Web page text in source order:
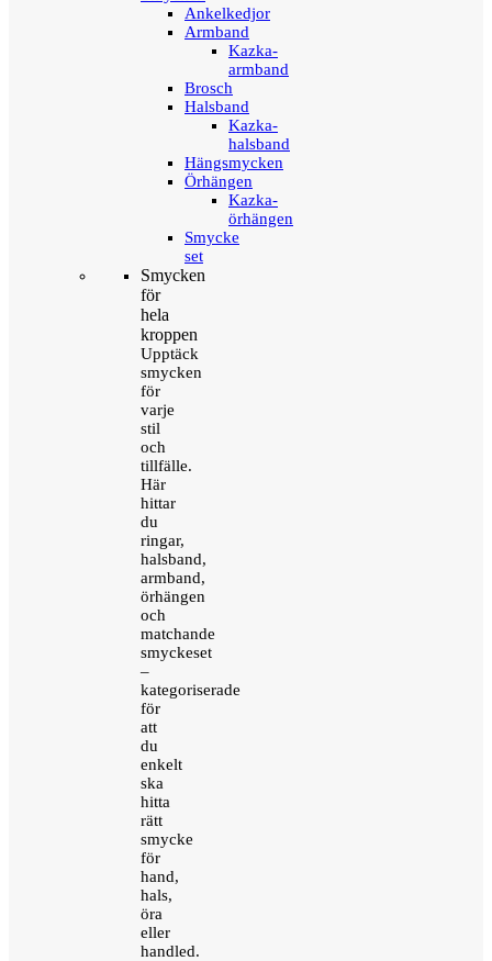
Ankelkedjor
Armband
Kazka-
armband
Brosch
Halsband
Kazka-
halsband
Hängsmycken
Örhängen
Kazka-
örhängen
Smycke
set
Smycken
för
hela
kroppen
Upptäck
smycken
för
varje
stil
och
tillfälle.
Här
hittar
du
ringar,
halsband,
armband,
örhängen
och
matchande
smyckeset
–
kategoriserade
för
att
du
enkelt
ska
hitta
rätt
smycke
för
hand,
hals,
öra
eller
handled.